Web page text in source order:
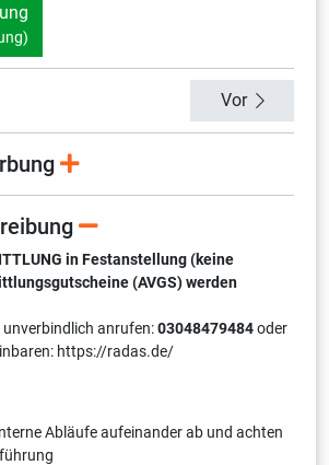
Vor
in Festanstellung (keine
(AVGS) werden
unverbindlich anrufen:03048479484oder
https://radas.de/
Abläufe aufeinander ab und achten